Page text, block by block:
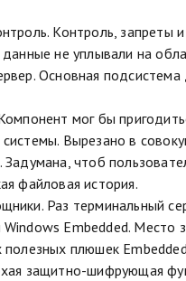
Контроль, запреты
не уплывали на
Основная
мог бы
Вырезано в
чтоб
файловая история.
Раз терминальный
Embedded. Место
полезных плюшек
защитно-шифрующая